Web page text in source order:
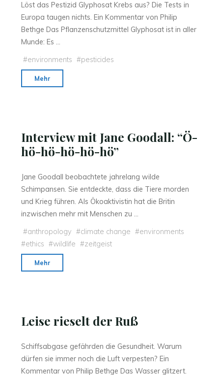
Löst das Pestizid Glyphosat Krebs aus? Die Tests in
Europa taugen nichts. Ein Kommentar von Philip
Bethge Das Pflanzenschutzmittel Glyphosat ist in aller
Munde: Es …
#environments #pesticides
Mehr
auf
Interview mit Jane Goodall: “Ö-
hö-hö-hö-hö-hö”
Jane Goodall beobachtete jahrelang wilde
Schimpansen. Sie entdeckte, dass die Tiere morden
und Krieg führen. Als Ökoaktivistin hat die Britin
inzwischen mehr mit Menschen zu …
#anthropology #climate change #environments
#ethics #wildlife #zeitgeist
Mehr
mit
hö-
hö-
hö-
hö”"
Leise rieselt der Ruß
Schiffsabgase gefährden die Gesundheit. Warum
dürfen sie immer noch die Luft verpesten? Ein
Kommentar von Philip Bethge Das Wasser glitzert.